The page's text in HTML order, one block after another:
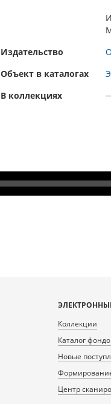
Издательство
Объект в каталогах
В коллекциях
Коллекции
Каталог
Новые
Центр